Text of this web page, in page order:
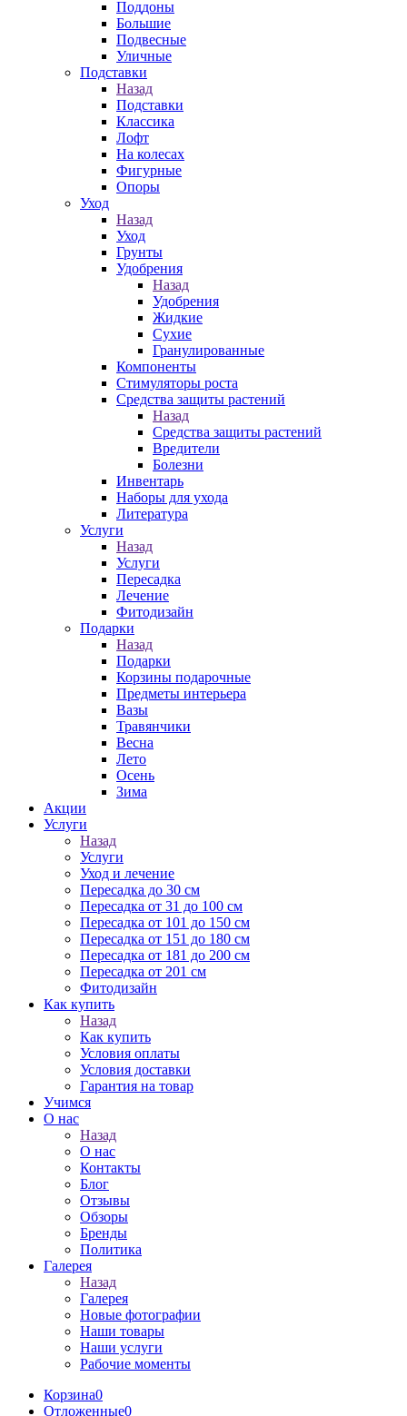
Поддоны
Большие
Подвесные
Уличные
Подставки
Назад
Подставки
Классика
Лофт
На колесах
Фигурные
Опоры
Уход
Назад
Уход
Грунты
Удобрения
Назад
Удобрения
Жидкие
Сухие
Гранулированные
Компоненты
Стимуляторы роста
Средства защиты растений
Назад
Средства защиты растений
Вредители
Болезни
Инвентарь
Наборы для ухода
Литература
Услуги
Назад
Услуги
Пересадка
Лечение
Фитодизайн
Подарки
Назад
Подарки
Корзины подарочные
Предметы интерьера
Вазы
Травянчики
Весна
Лето
Осень
Зима
Акции
Услуги
Назад
Услуги
Уход и лечение
Пересадка до 30 см
Пересадка от 31 до 100 см
Пересадка от 101 до 150 см
Пересадка от 151 до 180 см
Пересадка от 181 до 200 см
Пересадка от 201 см
Фитодизайн
Как купить
Назад
Как купить
Условия оплаты
Условия доставки
Гарантия на товар
Учимся
О нас
Назад
О нас
Контакты
Блог
Отзывы
Обзоры
Бренды
Политика
Галерея
Назад
Галерея
Новые фотографии
Наши товары
Наши услуги
Рабочие моменты
Корзина0
Отложенные0